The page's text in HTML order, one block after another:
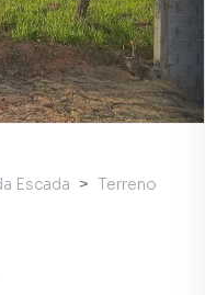
Escada
Terreno